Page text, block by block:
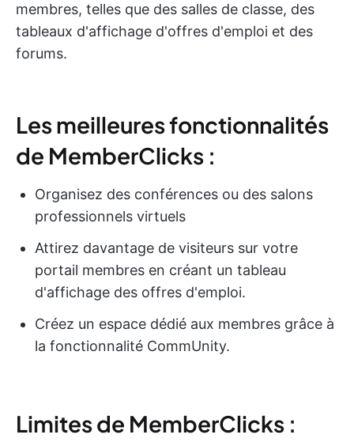
membres, telles que des salles de classe, des
tableaux d'affichage d'offres d'emploi et des
forums.
Les meilleures fonctionnalités
de MemberClicks :
Organisez des conférences ou des salons
professionnels virtuels
Attirez davantage de visiteurs sur votre
portail membres en créant un tableau
d'affichage des offres d'emploi.
Créez un espace dédié aux membres grâce à
la fonctionnalité CommUnity.
Limites de MemberClicks :